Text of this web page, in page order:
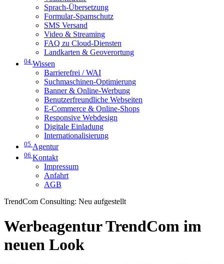
Sprach-Übersetzung
Formular-Spamschutz
SMS Versand
Video & Streaming
FAQ zu Cloud-Diensten
Landkarten & Geoverortung
04 Wissen
Barrierefrei / WAI
Suchmaschinen-Optimierung
Banner & Online-Werbung
Benutzerfreundliche Webseiten
E-Commerce & Online-Shops
Responsive Webdesign
Digitale Einladung
Internationalisierung
05 Agentur
06 Kontakt
Impressum
Anfahrt
AGB
TrendCom Consulting: Neu aufgestellt
Werbeagentur TrendCom im
neuen Look